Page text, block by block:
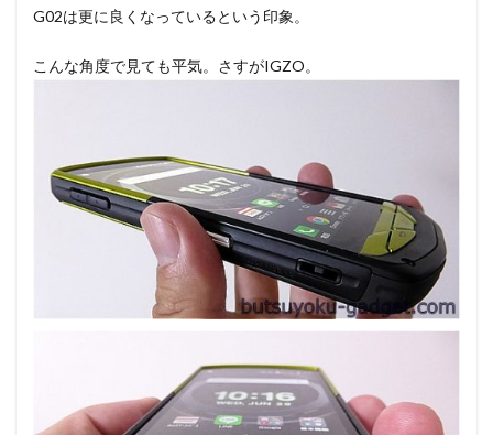
G02は更に良くなっているという印象。
こんな角度で見ても平気。さすがIGZO。